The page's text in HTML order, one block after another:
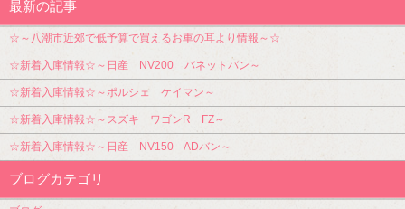
最新の記事
☆～八潮市近郊で低予算で買えるお車の耳より情報～☆
☆新着入庫情報☆～日産 NV200 バネットバン～
☆新着入庫情報☆～ポルシェ ケイマン～
☆新着入庫情報☆～スズキ ワゴンR FZ～
☆新着入庫情報☆～日産 NV150 ADバン～
ブログカテゴリ